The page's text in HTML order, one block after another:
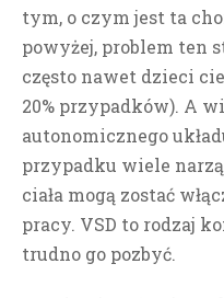
tym, o czym jest ta
powyżej, problem ten
często nawet dzieci
20% przypadków). A
autonomicznego
przypadku wiele
ciała mogą zostać
pracy. VSD to rodzaj
trudno go pozbyć.